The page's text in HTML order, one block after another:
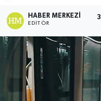
HABER MERKEZI
EDITÖR
Dursunbey
Edremit